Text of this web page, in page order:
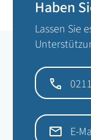
Haben
Lassen Sie
E-